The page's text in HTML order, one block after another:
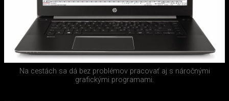
Na cestách sa dá bez problémov pracovať aj s náročnými
grafickými programami.